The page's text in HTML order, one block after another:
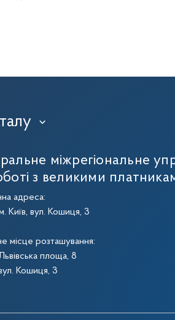
›
міжрегіональне
з великими
адреса:
Київ, вул. Кошиця, 3
місце розташування:
площа, 8
Кошиця, 3